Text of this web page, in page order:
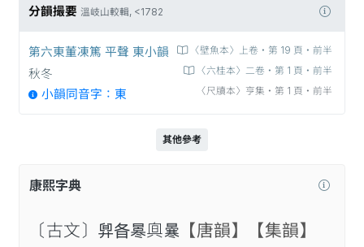
分韻撮要 溫岐山較輯, <1782
〈壁魚本〉上卷‧第 19 頁‧前半
〈六桂本〉二卷‧第 1 頁‧前半
〈尺牘本〉亨集‧第 1 頁‧前半
第六東董凍篤 平聲 東小韻
秋冬
小韻同音字：東
其他參考
康熙字典
〔古文〕𣆼𣅈𠘀𠔙𠘗 【唐韻】
【集韻】